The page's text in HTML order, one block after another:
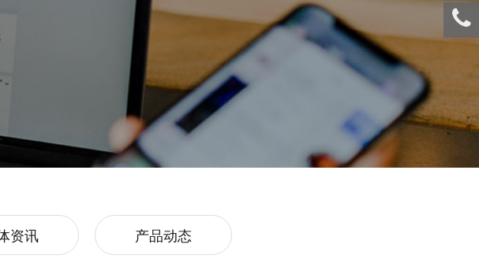
资讯 产品动态
在线
客服
顶部